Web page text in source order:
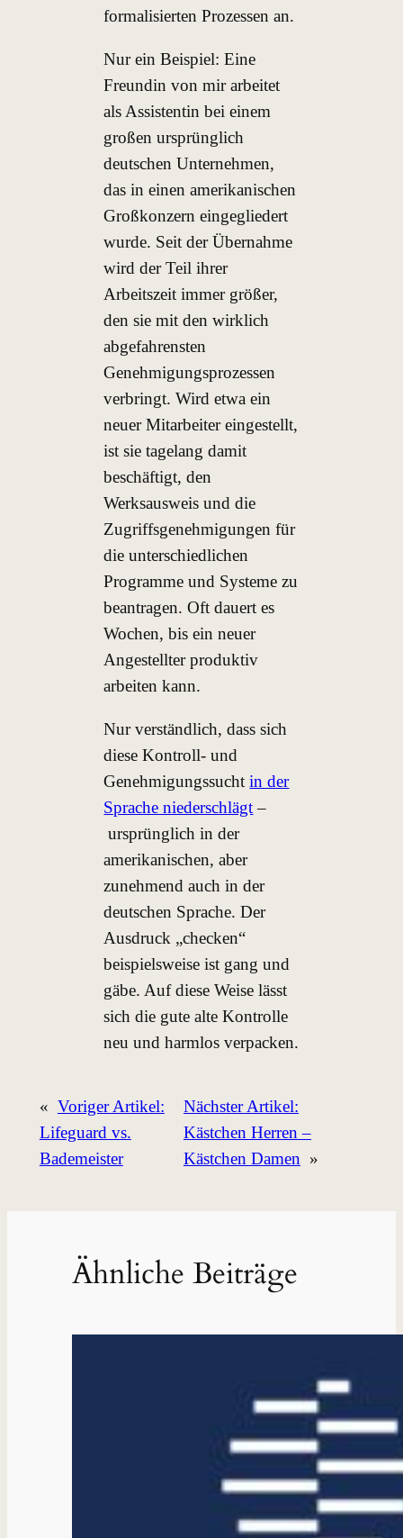
formalisierten Prozessen an.
Nur ein Beispiel: Eine
Freundin von mir arbeitet
als Assistentin bei einem
großen ursprünglich
deutschen Unternehmen,
das in einen amerikanischen
Großkonzern eingegliedert
wurde. Seit der Übernahme
wird der Teil ihrer
Arbeitszeit immer größer,
den sie mit den wirklich
abgefahrensten
Genehmigungsprozessen
verbringt. Wird etwa ein
neuer Mitarbeiter eingestellt,
ist sie tagelang damit
beschäftigt, den
Werksausweis und die
Zugriffsgenehmigungen für
die unterschiedlichen
Programme und Systeme zu
beantragen. Oft dauert es
Wochen, bis ein neuer
Angestellter produktiv
arbeiten kann.
Nur verständlich, dass sich
diese Kontroll- und
Genehmigungssuchtin der
Sprache niederschlägt–
ursprünglich in der
amerikanischen, aber
zunehmend auch in der
deutschen Sprache. Der
Ausdruck „checken“
beispielsweise ist gang und
gäbe. Auf diese Weise lässt
sich die gute alte Kontrolle
neu und harmlos verpacken.
« Voriger Artikel:
Lifeguard vs.
Bademeister
Nächster Artikel:
Kästchen Herren –
Kästchen Damen »
Ähnliche Beiträge